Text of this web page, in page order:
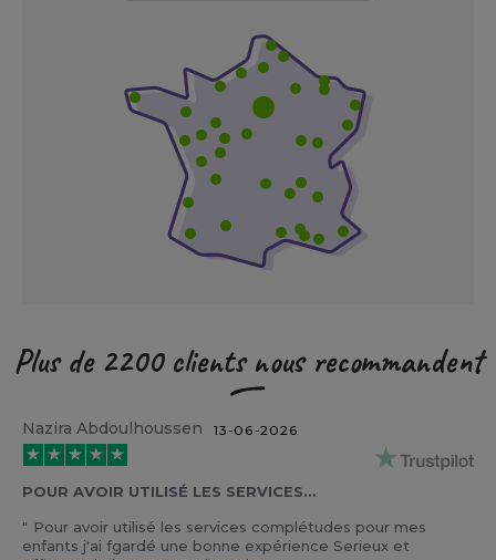
Plus de 2200 clients nous recommandent
Nazira Abdoulhoussen 13-06-2026
POUR AVOIR UTILISÉ LES SERVICES…
Pour avoir utilisé les services complétudes pour mes
enfants j'ai fgardé une bonne expérience Serieux et